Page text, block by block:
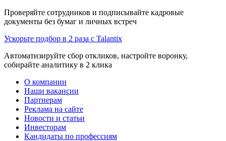
Проверяйте сотрудников и подписывайте кадровые
документы без бумаг и личных встреч
Ускорьте подбор в 2 раза с Talantix
Автоматизируйте сбор откликов, настройте воронку,
собирайте аналитику в 2 клика
О компании
Наши вакансии
Партнерам
Реклама на сайте
Новости и статьи
Инвесторам
Кандидаты по профессиям